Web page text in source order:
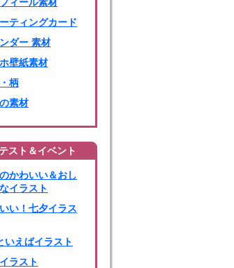
ティングカード
ダー 素材
壁紙素材
柄
素材
スト＆イベント
かわいい＆おし
イラスト
い！七夕イラス
いえばイラスト
ラスト